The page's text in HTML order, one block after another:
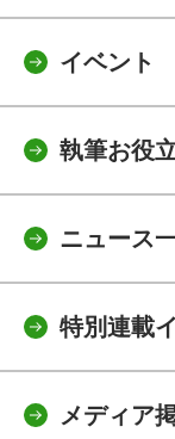
イベント
執筆お役
ニュース
特別連載
メディア